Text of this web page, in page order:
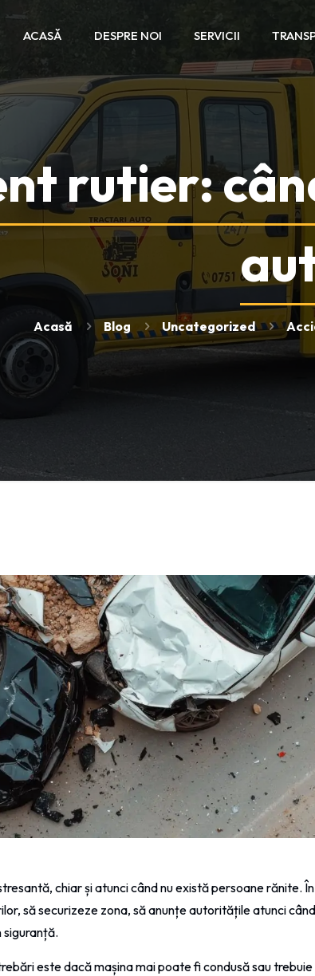
ACASĂ DESPRE NOI SERVICII
rutier:
Acasă Blog Uncategorized
chiar și atunci când nu există persoane rănite.
să securizeze zona, să anunțe autoritățile atunci
este dacă mașina mai poate fi condusă sau